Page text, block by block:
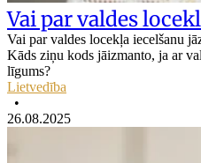
Vai par valdes
Vai par valdes locekļa iecelšanu
Kāds ziņu kods jāizmanto, ja ar
līgums?
Lietvedība
•
26.08.2025